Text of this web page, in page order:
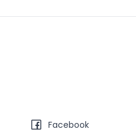
Facebook